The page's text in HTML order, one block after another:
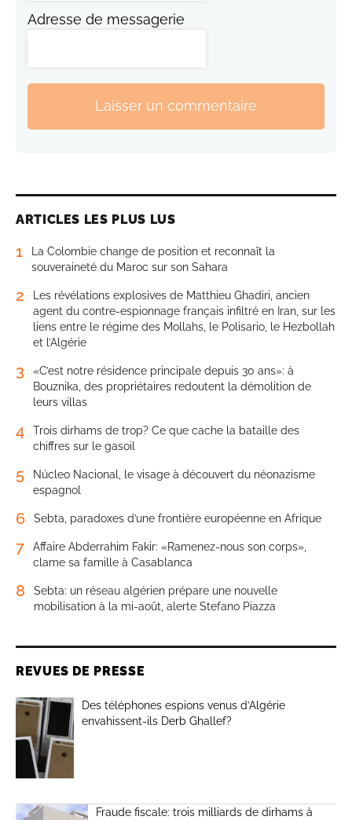
Adresse de messagerie
Laisser un commentaire
ARTICLES LES PLUS LUS
1
La Colombie change de position et reconnaît la
souveraineté du Maroc sur son Sahara
2
Les révélations explosives de Matthieu Ghadiri, ancien
agent du contre-espionnage français infiltré en Iran, sur les
liens entre le régime des Mollahs, le Polisario, le Hezbollah
et l’Algérie
3
«C’est notre résidence principale depuis 30 ans»: à
Bouznika, des propriétaires redoutent la démolition de
leurs villas
4
Trois dirhams de trop? Ce que cache la bataille des
chiffres sur le gasoil
5
Núcleo Nacional, le visage à découvert du néonazisme
espagnol
6 Sebta, paradoxes d’une frontière européenne en Afrique
7
Affaire Abderrahim Fakir: «Ramenez-nous son corps»,
clame sa famille à Casablanca
8
Sebta: un réseau algérien prépare une nouvelle
mobilisation à la mi-août, alerte Stefano Piazza
REVUES DE PRESSE
Des téléphones espions venus d’Algérie
envahissent-ils Derb Ghallef?
Fraude fiscale: trois milliards de dirhams à